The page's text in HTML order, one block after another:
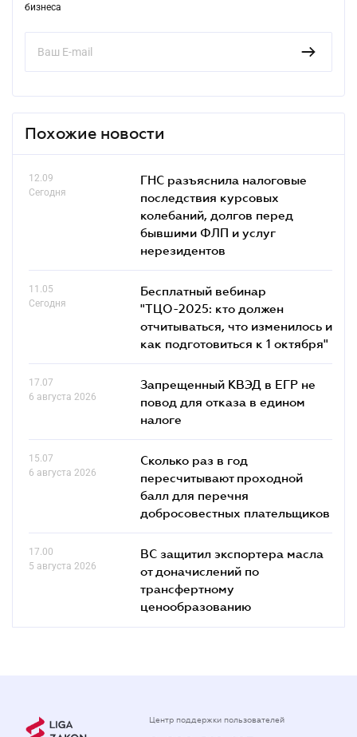
бизнеса
Похожие новости
12.09
Сегодня
ГНС разъяснила налоговые
последствия курсовых
колебаний, долгов перед
бывшими ФЛП и услуг
нерезидентов
11.05
Сегодня
Бесплатный вебинар
"ТЦО-2025: кто должен
отчитываться, что изменилось и
как подготовиться к 1 октября"
17.07
6 августа 2026
Запрещенный КВЭД в ЕГР не
повод для отказа в едином
налоге
15.07
6 августа 2026
Сколько раз в год
пересчитывают проходной
балл для перечня
добросовестных плательщиков
17.00
5 августа 2026
ВС защитил экспортера масла
от доначислений по
трансфертному
ценообразованию
Центр поддержки пользователей